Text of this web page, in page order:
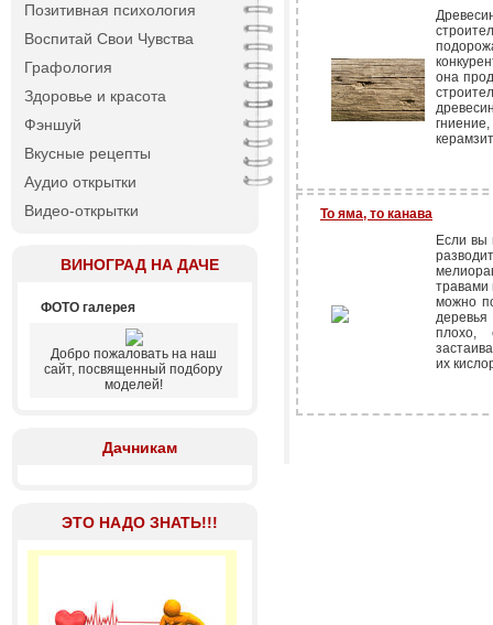
Позитивная психология
Воспитай Свои Чувства
Графология
Здоровье и красота
Фэншуй
Вкусные рецепты
Аудио открытки
Видео-открытки
ВИНОГРАД НА ДАЧЕ
ФОТО галерея
Добро пожаловать на наш
сайт, посвященный подбору
моделей!
Дачникам
ЭТО НАДО ЗНАТЬ!!!
она
То яма, то канава
Если вы
травами
можно
плохо,
их